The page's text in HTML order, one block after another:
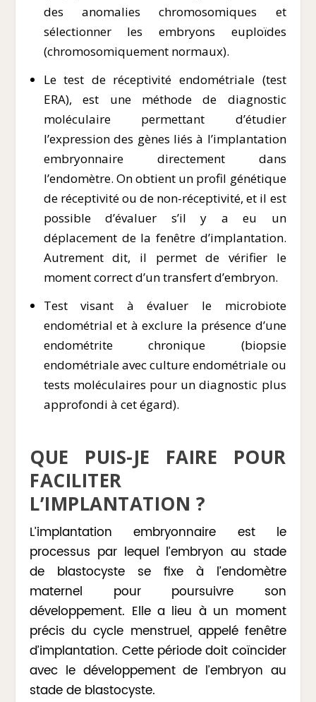
des anomalies chromosomiques et
sélectionner les embryons euploïdes
(chromosomiquement normaux).
Le test de réceptivité endométriale (test
ERA), est une méthode de diagnostic
moléculaire permettant d’étudier
l’expression des gènes liés à l’implantation
embryonnaire directement dans
l’endomètre. On obtient un profil génétique
de réceptivité ou de non-réceptivité, et il est
possible d’évaluer s’il y a eu un
déplacement de la fenêtre d’implantation.
Autrement dit, il permet de vérifier le
moment correct d’un transfert d’embryon.
Test visant à évaluer le microbiote
endométrial et à exclure la présence d’une
endométrite chronique (biopsie
endométriale avec culture endométriale ou
tests moléculaires pour un diagnostic plus
approfondi à cet égard).
QUE PUIS-JE FAIRE POUR
FACILITER
L’IMPLANTATION ?
L’implantation embryonnaire est le
processus par lequel l’embryon au stade
de blastocyste se fixe à l’endomètre
maternel pour poursuivre son
développement. Elle a lieu à un moment
précis du cycle menstruel, appelé fenêtre
d’implantation. Cette période doit coïncider
avec le développement de l’embryon au
stade de blastocyste.